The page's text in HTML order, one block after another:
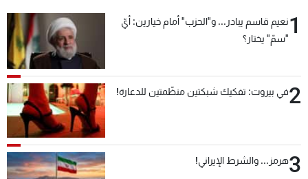
1نعيم قاسم يبادر... و"الحزب" أمام خيارين: أيّ
"سمّ" يختار؟
2في بيروت: تفكيك شبكتين منظّمتين للدعارة!
3هرمز... والشرط الإيراني!
عن MTV
الإنـتـاج
وظائف
سياسة الخصوصية